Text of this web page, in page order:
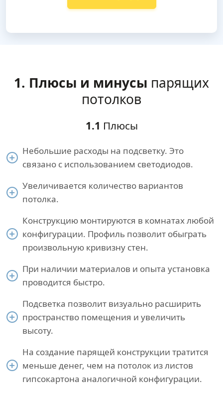
1. Плюсы и минусы парящих
потолков
1.1 Плюсы
Небольшие расходы на подсветку. Это
связано с использованием светодиодов.
Увеличивается количество вариантов
потолка.
Конструкцию монтируются в комнатах любой
конфигурации. Профиль позволит обыграть
произвольную кривизну стен.
При наличии материалов и опыта установка
проводится быстро.
Подсветка позволит визуально расширить
пространство помещения и увеличить
высоту.
На создание парящей конструкции тратится
меньше денег, чем на потолок из листов
гипсокартона аналогичной конфигурации.